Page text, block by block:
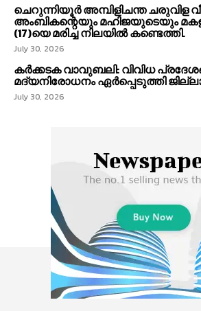
ചെറുന്നിയൂർ അമ്പിളിചന്ത ചരുവിള
അംബികന്റെയും മഹിജയുടെയും
(17)യെ മരിച്ച നിലയിൽ കണ്ടെത്തി.
July 30, 2026
കര്‍ക്കടക വാവുബലി: വിവിധ
മദ്യനിരോധനം ഏര്‍പ്പെടുത്തി
July 30, 2026